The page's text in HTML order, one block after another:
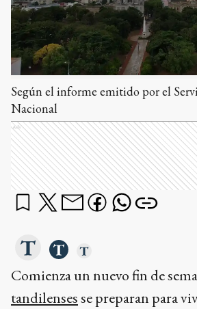
Según el informe emitido por el
Nacional
Ads
Comienza un nuevo fin de
tandilensesse preparan para